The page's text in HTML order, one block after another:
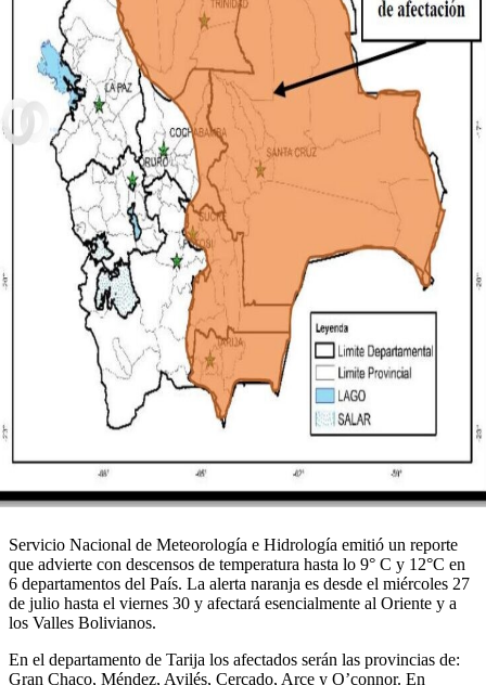
Servicio Nacional de Meteorología e Hidrología emitió un reporte
que advierte con descensos de temperatura hasta lo 9° C y 12°C en
6 departamentos del País. La alerta naranja es desde el miércoles 27
de julio hasta el viernes 30 y afectará esencialmente al Oriente y a
los Valles Bolivianos.
En el departamento de Tarija los afectados serán las provincias de:
Gran Chaco, Méndez, Avilés, Cercado, Arce y O’connor. En